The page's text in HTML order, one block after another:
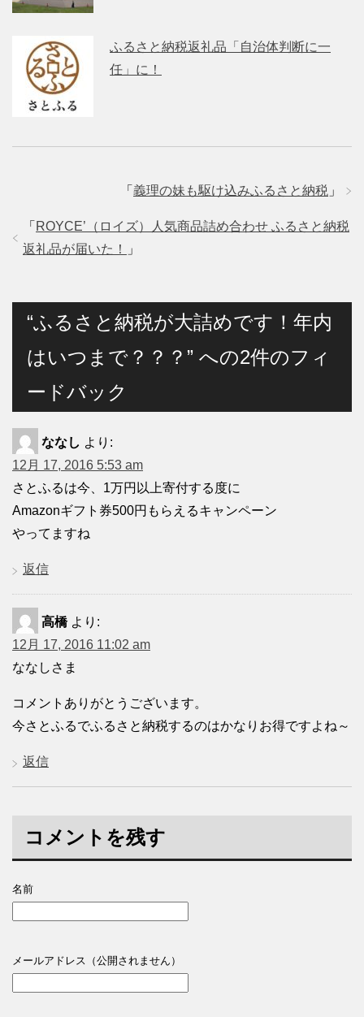
ふるさと納税返礼品「自治体判断に一
任」に！
「 義理の妹も駆け込みふるさと納税 」
「 ROYCE’（ロイズ）人気商品詰め合わせ ふるさと納税
返礼品が届いた！
」
“ふるさと納税が大詰めです！年内
はいつまで？？？” への2件のフィ
ードバック
ななし より:
12月 17, 2016 5:53 am
さとふるは今、1万円以上寄付する度に
Amazonギフト券500円もらえるキャンペーン
やってますね
返信
高橋 より:
12月 17, 2016 11:02 am
ななしさま
コメントありがとうございます。
今さとふるでふるさと納税するのはかなりお得ですよね～
返信
コメントを残す
名前
メールアドレス（公開されません）